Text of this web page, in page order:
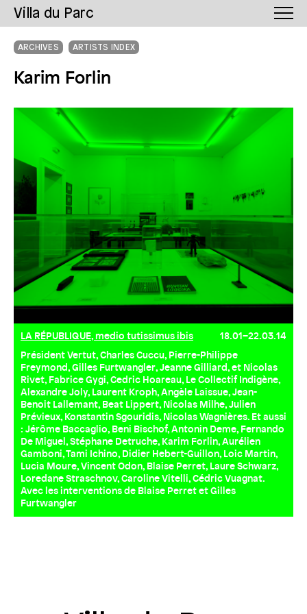
Villa du Parc
ARCHIVES ARTISTS INDEX
Karim Forlin
LA RÉPUBLIQUE, medio tutissimus ibis
18.01–22.03.14
Président Vertut, Charles Cuccu, Pierre-Philippe
Freymond, Gilles Furtwangler, Jeanne Gilliard, et Nicolas
Rivet, Fabrice Gygi, Cedric Hoareau, Le Collectif Indigène,
Alexandre Joly, Laurent Kroph, Angèle Laissue, Jean-
Benoit Lallemant, Beat Lippert, Nicolas Milhe, Julien
Prévieux, Konstantin Sgouridis, Nicolas Wagnières. Et aussi
: Jérôme Baccaglio, Beni Bischof, Antonin Deme, Fernando
De Miguel, Stéphane Detruche, Karim Forlin, Aurélien
Gamboni, Tami Ichino, Didier Hebert-Guillon, Loic Martin,
Lucia Moure, Vincent Odon, Blaise Perret, Laure Schwarz,
Loredane Straschnov, Caroline Vitelli, Cédric Vuagnat.
Avec les interventions de Blaise Perret et Gilles
Furtwangler